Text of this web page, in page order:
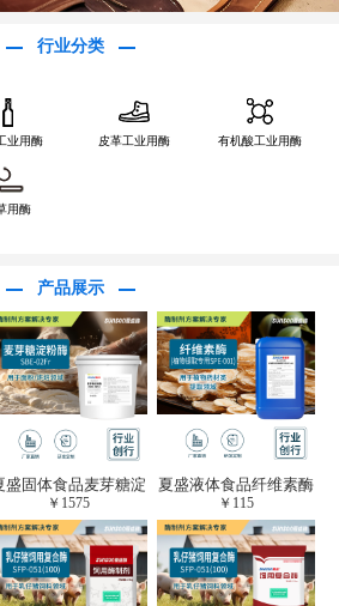
行业分类
业用酶 皮革工业用酶 有机酸工业用酶
用酶
产品展示
盛固体食品麦芽糖淀
粉酶(烘焙及面粉改良
用酶/发酵类食品可
用)FDG-0012
￥ 1575
夏盛液体食品纤维素酶
(植物提取专用酶/解决
提取液混浊问题/降
黏)FFY-0651
￥ 115